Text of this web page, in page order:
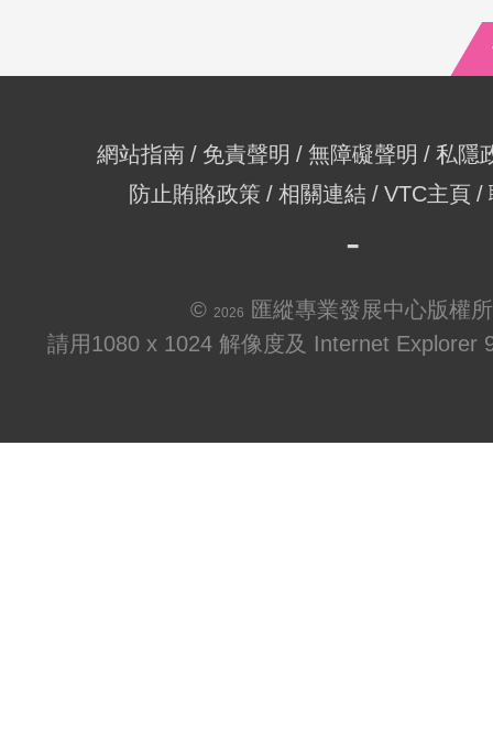
網站指南 免責聲明 無障礙聲明
私隱
防止賄賂政策
相關連結 VTC主頁
© 2026
匯縱專業發展中心版權
請用1080 x 1024 解像度及 Internet Explorer